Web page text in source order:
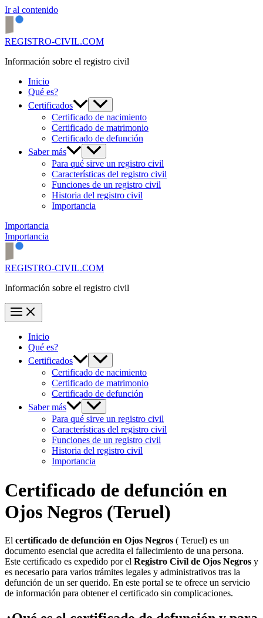
Ir al contenido
REGISTRO-CIVIL.COM
Información sobre el registro civil
Inicio
Qué es?
Certificados
Certificado de nacimiento
Certificado de matrimonio
Certificado de defunción
Saber más
Para qué sirve un registro civil
Características del registro civil
Funciones de un registro civil
Historia del registro civil
Importancia
Importancia
Importancia
REGISTRO-CIVIL.COM
Información sobre el registro civil
Inicio
Qué es?
Certificados
Certificado de nacimiento
Certificado de matrimonio
Certificado de defunción
Saber más
Para qué sirve un registro civil
Características del registro civil
Funciones de un registro civil
Historia del registro civil
Importancia
Certificado de defunción en
Ojos Negros (Teruel)
El certificado de defunción en Ojos Negros ( Teruel) es un
documento esencial que acredita el fallecimiento de una persona.
Este certificado es expedido por el Registro Civil de Ojos Negros y
es necesario para varios trámites legales y administrativos tras la
defunción de un ser querido. En este portal se te ofrece un servicio
de información para obtener el certificado sin complicaciones.